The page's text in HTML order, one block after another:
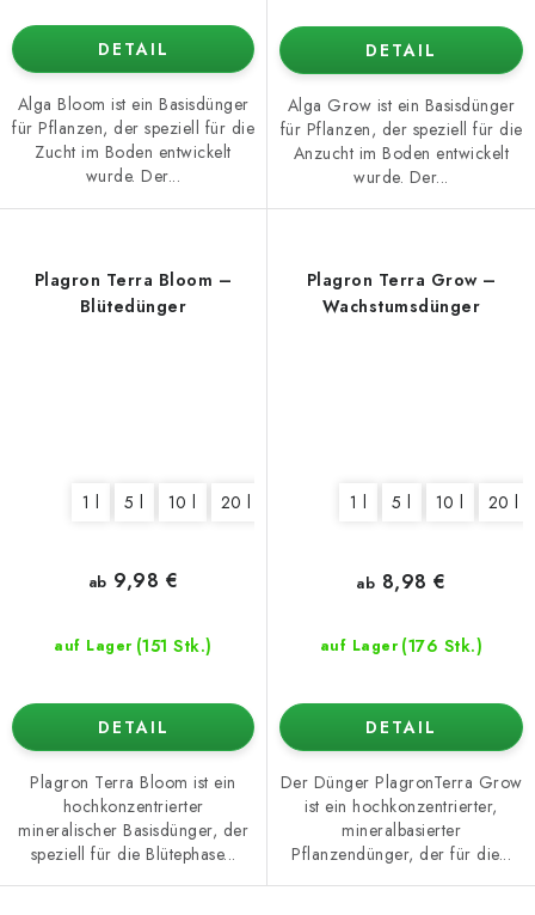
DETAIL
Alga Bloom ist ein Basisdünger
für Pflanzen, der speziell für die
Zucht im Boden entwickelt
wurde. Der...
DETAIL
Alga Grow ist ein Basisdünger
für Pflanzen, der speziell für die
Anzucht im Boden entwickelt
wurde. Der...
Plagron Terra Bloom –
Blütedünger
1 l 5 l 10 l 20 l
auf Lager (151 Stk.)
ab 9,98 €
DETAIL
Plagron Terra Bloom ist ein
hochkonzentrierter
mineralischer Basisdünger, der
speziell für die Blütephase...
Plagron Terra Grow –
Wachstumsdünger
1 l 5 l 10 l 20 l
auf Lager (176 Stk.)
ab 8,98 €
DETAIL
Der Dünger PlagronTerra Grow
ist ein hochkonzentrierter,
mineralbasierter
Pflanzendünger, der für die...